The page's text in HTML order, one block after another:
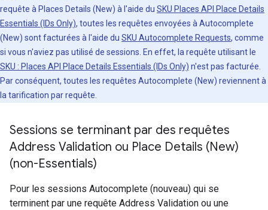
requête à Places Details (New) à l'aide du SKU Places API Place Details
Essentials (IDs Only), toutes les requêtes envoyées à Autocomplete
(New) sont facturées à l'aide du SKU Autocomplete Requests, comme
si vous n'aviez pas utilisé de sessions. En effet, la requête utilisant le
SKU : Places API Place Details Essentials (IDs Only) n'est pas facturée.
Par conséquent, toutes les requêtes Autocomplete (New) reviennent à
la tarification par requête.
Sessions se terminant par des requêtes
Address Validation ou Place Details (New)
(non-Essentials)
Pour les sessions Autocomplete (nouveau) qui se
terminent par une requête Address Validation ou une